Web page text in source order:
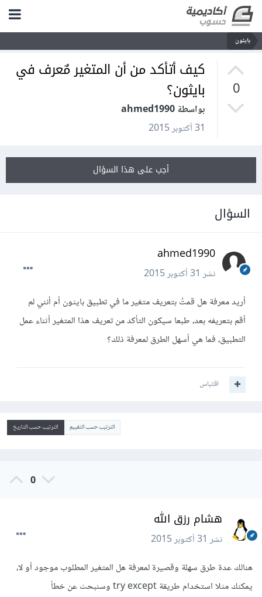
بايثون
0
كيف أتأكد من أن المتغير مٌعرف في
بايثون؟
بواسطة ahmed1990
31 أكتوبر 2015
أجب على هذا السؤال
السؤال
ahmed1990
نشر31 أكتوبر 2015
أريد معرفة هل قمتُ بتعريف متغير ما في تطبيق بايثون أم أنني لم
أقم بتعريفه بعد، طبعا سيكون التأكد من تعريف هذا المتغير أثناء عمل
التطبيق، فما هي أسهل الطرق لمعرفة ذلك؟
اقتباس
الترتيب حسب التقييم الترتيب حسب التاريخ
0
هشام رزق الله
نشر31 أكتوبر 2015
هنالك عدة طرق سهلة وقصيرة لمعرفة هل المتغير المطلوب موجود أو لا،
يمكنك مثلا استخدام طريقة try except وسنبحث عن خطأ